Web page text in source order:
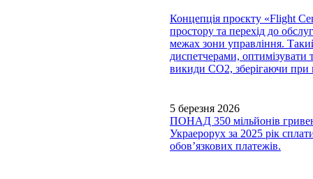
Концепція проєкту «Flight
простору та перехід до
межах зони управління.
диспетчерами, оптимізувати
викиди CO2, зберігаючи при
5 березня 2026
ПОНАД 350 мільйонів
Украерорух за 2025 рік
обов’язкових платежів.